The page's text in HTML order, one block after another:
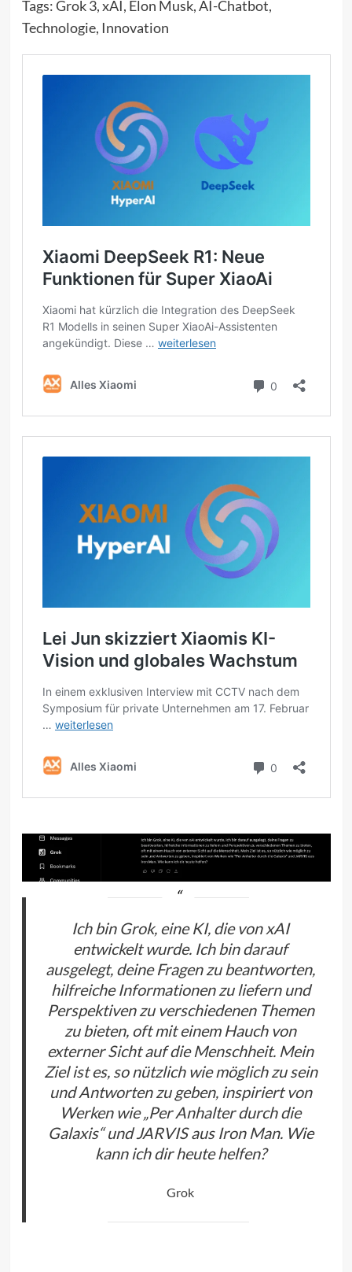
Tags: Grok 3, xAI, Elon Musk, AI-Chatbot,
Technologie, Innovation
Ich bin Grok, eine KI, die von xAI
entwickelt wurde. Ich bin darauf
ausgelegt, deine Fragen zu beantworten,
hilfreiche Informationen zu liefern und
Perspektiven zu verschiedenen Themen
zu bieten, oft mit einem Hauch von
externer Sicht auf die Menschheit. Mein
Ziel ist es, so nützlich wie möglich zu sein
und Antworten zu geben, inspiriert von
Werken wie „Per Anhalter durch die
Galaxis“ und JARVIS aus Iron Man. Wie
kann ich dir heute helfen?
Grok